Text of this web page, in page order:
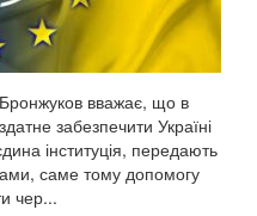
вважає, що в
забезпечити Україні
інституція, передають
саме тому допомогу
чер...